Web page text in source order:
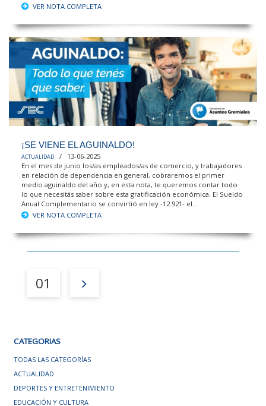
VER NOTA COMPLETA
¡SE VIENE EL AGUINALDO!
ACTUALIDAD / 13-06-2025
En el mes de junio los/as empleados/as de comercio, y trabajadores
en relación de dependencia en general, cobraremos el primer
medio aguinaldo del año y, en esta nota, te queremos contar todo
lo que necesitás saber sobre esta gratificación económica. El Sueldo
Anual Complementario se convirtió en ley -12.921- el...
VER NOTA COMPLETA
01
CATEGORIAS
TODAS LAS CATEGORÍAS
ACTUALIDAD
DEPORTES Y ENTRETENIMIENTO
EDUCACIÓN Y CULTURA